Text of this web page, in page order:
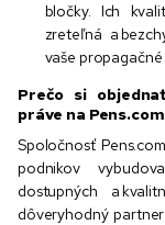
bločky. Ich
zreteľná a
vaše propagačné
Prečo si
práve na
Spoločnosť
podnikov
dostupných a
dôveryhodný